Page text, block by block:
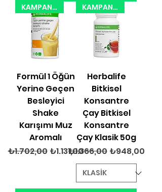
KAMPANYA 31.05.2025
Formül 1 Öğün
Yerine Geçen
Besleyici
Shake
Karışımı​ Muz
Aromalı
Normal Fiyat
₺1.702,00 İndirimli Fiyat
₺1.131,00
KAMPANYA 31.08.2026
Herbalife
Bitkisel
Konsantre
Çay Bitkisel
Konsantre
Çay Klasik 50g
Normal Fiyat
₺1.366,00 İndirimli Fiyat
₺948,00